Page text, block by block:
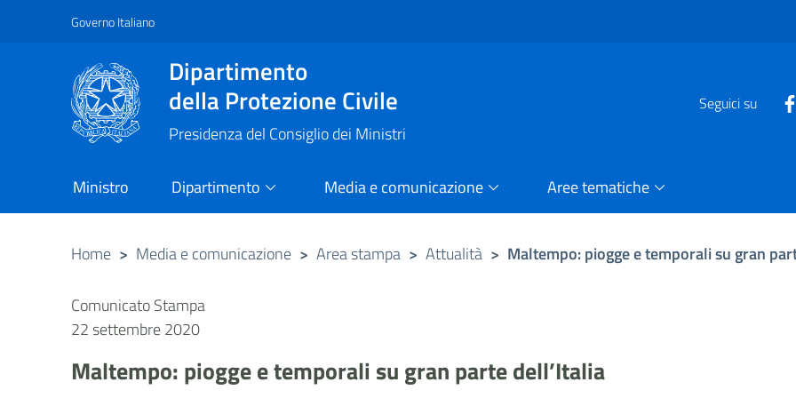
Vai al contenuto principale
Raggiungi il piè di pagina
Governo Italiano
Dipartimento
della Protezione Civile
Presidenza del Consiglio dei Ministri
Seguici su
Ministro Dipartimento Media e comunicazione Aree tematiche
Home > Media e comunicazione > Area stampa > Attualità > Maltempo: piogge e temporali su gran
Comunicato Stampa
22 settembre 2020
Maltempo: piogge e temporali su gran parte dell’Italia